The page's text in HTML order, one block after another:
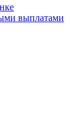
выплатами